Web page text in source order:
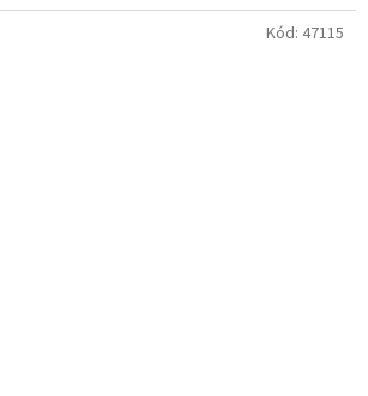
Kód: 47115